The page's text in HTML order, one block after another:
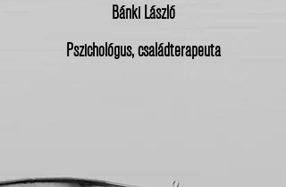
Bánki László
Pszichológus, családterapeuta